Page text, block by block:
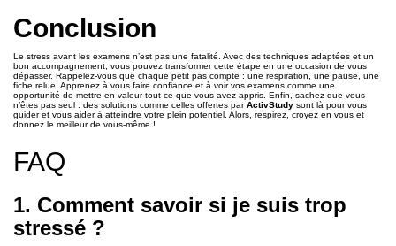
Conclusion
Le stress avant les examens n’est pas une fatalité. Avec des techniques adaptées et un
bon accompagnement, vous pouvez transformer cette étape en une occasion de vous
dépasser. Rappelez-vous que chaque petit pas compte : une respiration, une pause, une
fiche relue. Apprenez à vous faire confiance et à voir vos examens comme une
opportunité de mettre en valeur tout ce que vous avez appris. Enfin, sachez que vous
n’êtes pas seul : des solutions comme celles offertes parActivStudy sont là pour vous
guider et vous aider à atteindre votre plein potentiel. Alors, respirez, croyez en vous et
donnez le meilleur de vous-même !
FAQ
1. Comment savoir si je suis trop
stressé ?